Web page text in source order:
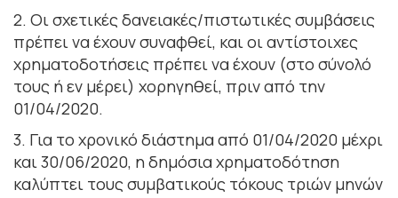
2. Οι σχετικές δανειακές/πιστωτικές συμβάσεις
πρέπει να έχουν συναφθεί, και οι αντίστοιχες
χρηματοδοτήσεις πρέπει να έχουν (στο σύνολό
τους ή εν μέρει) χορηγηθεί, πριν από την
01/04/2020.
3. Για το χρονικό διάστημα από 01/04/2020 μέχρι
και 30/06/2020, η δημόσια χρηματοδότηση
καλύπτει τους συμβατικούς τόκους τριών μηνών